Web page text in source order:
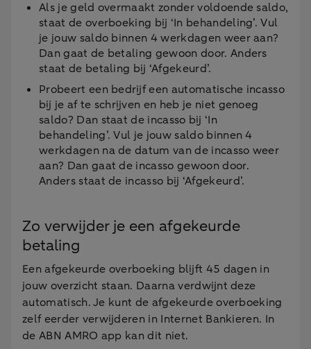
Als je geld overmaakt zonder voldoende saldo,
staat de overboeking bij ‘In behandeling’. Vul
je jouw saldo binnen 4 werkdagen weer aan?
Dan gaat de betaling gewoon door. Anders
staat de betaling bij ‘Afgekeurd’.
Probeert een bedrijf een automatische incasso
bij je af te schrijven en heb je niet genoeg
saldo? Dan staat de incasso bij ‘In
behandeling’. Vul je jouw saldo binnen 4
werkdagen na de datum van de incasso weer
aan? Dan gaat de incasso gewoon door.
Anders staat de incasso bij ‘Afgekeurd’.
Zo verwijder je een afgekeurde
betaling
Een afgekeurde overboeking blijft 45 dagen in
jouw overzicht staan. Daarna verdwijnt deze
automatisch. Je kunt de afgekeurde overboeking
zelf eerder verwijderen in Internet Bankieren. In
de ABN AMRO app kan dit niet.